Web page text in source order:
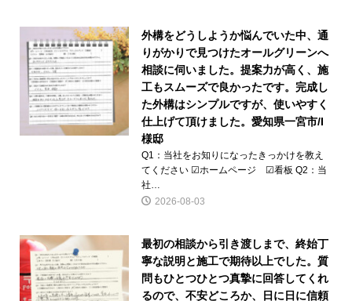
外構をどうしようか悩んでいた中、通
りがかりで見つけたオールグリーンへ
相談に伺いました。提案力が高く、施
工もスムーズで良かったです。完成し
た外構はシンプルですが、使いやすく
仕上げて頂けました。愛知県一宮市/I
様邸
Q1：当社をお知りになったきっかけを教え
てください ☑ホームページ ☑看板 Q2：当
社…
2026-08-03
最初の相談から引き渡しまで、終始丁
寧な説明と施工で期待以上でした。質
問もひとつひとつ真摯に回答してくれ
るので、不安どころか、日に日に信頼